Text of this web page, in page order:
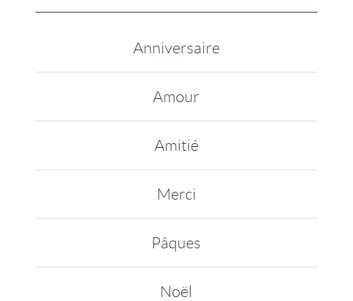
Anniversaire
Amour
Amitié
Merci
Pâques
Noël